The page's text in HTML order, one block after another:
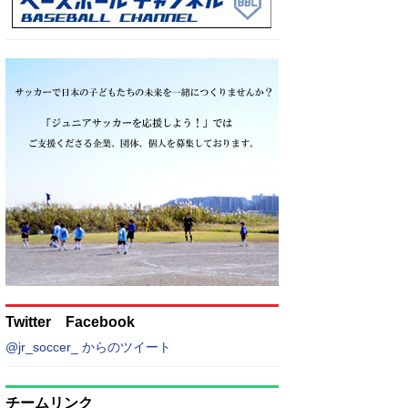
Twitter Facebook
@jr_soccer_ からのツイート
チームリンク